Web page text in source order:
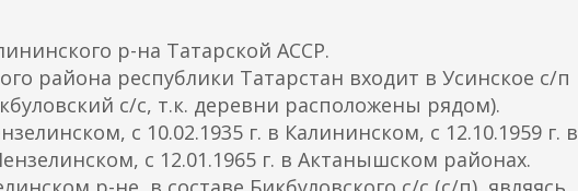
р-на Татарской АССР.
района республики Татарстан входит в Усинское с/п
с/с, т.к. деревни расположены рядом).
с 10.02.1935 г. в Калининском, с 12.10.1959 г. в
с 12.01.1965 г. в Актанышском районах.